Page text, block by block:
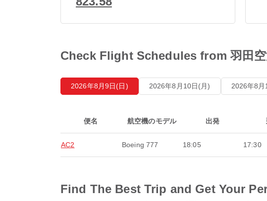
Check Flight Schedules from 羽田
2026年8月9日(日) 2026年8月10日(月) 2026年8
便名 航空機のモデル 出発
AC2 Boeing 777 18:05 17:30
Find The Best Trip and Get Your